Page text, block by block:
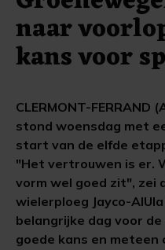
naar
kans voor
CLERMONT-FERRAND
stond woensdag met
start van de elfde
"Het vertrouwen is er.
vorm wel goed zit", zei
wielerploeg Jayco-
belangrijke dag voor
goede kans en